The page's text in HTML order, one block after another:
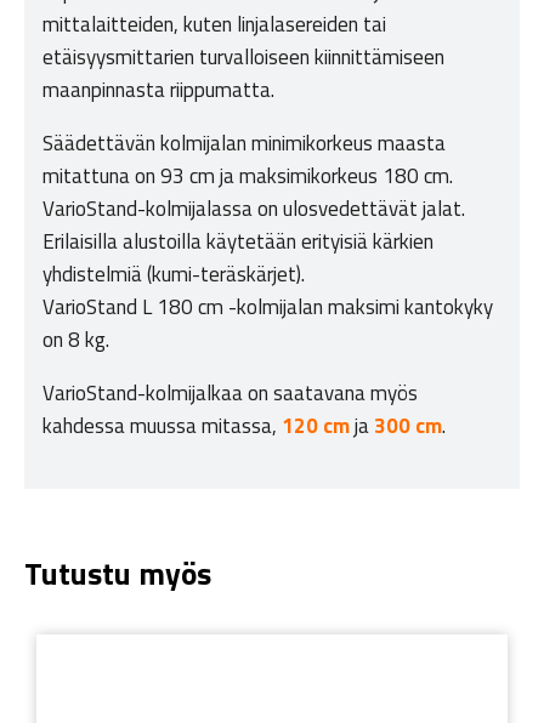
mittalaitteiden, kuten linjalasereiden tai
etäisyysmittarien turvalloiseen kiinnittämiseen
maanpinnasta riippumatta.
Säädettävän kolmijalan minimikorkeus maasta
mitattuna on 93 cm ja maksimikorkeus 180 cm.
VarioStand-kolmijalassa on ulosvedettävät jalat.
Erilaisilla alustoilla käytetään erityisiä kärkien
yhdistelmiä (kumi-teräskärjet).
VarioStand L 180 cm -kolmijalan maksimi kantokyky
on 8 kg.
VarioStand-kolmijalkaa on saatavana myös
kahdessa muussa mitassa, 120 cmja300 cm.
Tutustu myös